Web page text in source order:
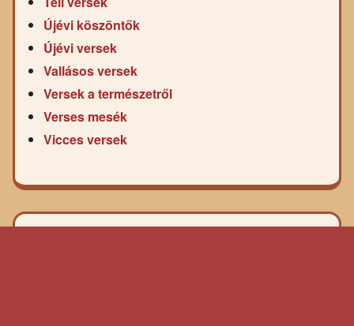
Újévi köszöntők
Újévi versek
Vallásos versek
Versek a természetről
Verses mesék
Vicces versek